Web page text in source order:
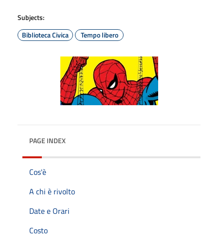
Subjects:
Biblioteca Civica
Tempo libero
PAGE INDEX
Cos'è
A chi è rivolto
Date e Orari
Costo